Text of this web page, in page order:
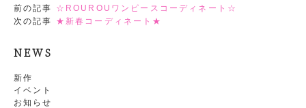
NEWS
新作
イベント
お知らせ
前の記事 ☆ROUROUワンピースコーディネート☆
次の記事 ★新春コーディネート★